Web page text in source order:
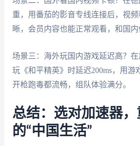
重，用番茄的影音专线连接后，视
晰，会员内容也能正常观看，和国内
场景三：海外玩国内游戏延迟高？
玩《和平精英》时延迟200ms，用游
开枪跑毒都流畅，组队体验满分。
总结：选对加速器
的“中国生活”